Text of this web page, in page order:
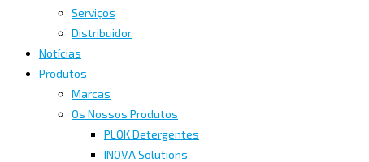
Serviços
Distribuidor
Notícias
Produtos
Marcas
Os Nossos Produtos
PLOK Detergentes
INOVA Solutions